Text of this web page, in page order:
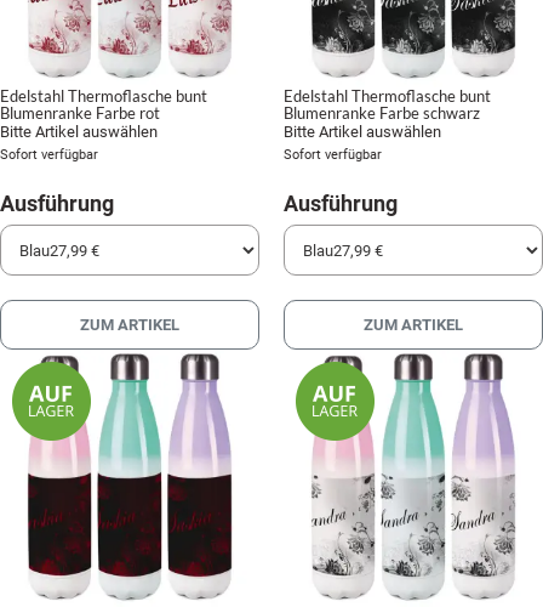
Edelstahl Thermoflasche bunt
Blumenranke Farbe rot
Bitte Artikel auswählen
Sofort verfügbar
Ausführung
ZUM ARTIKEL
Edelstahl Thermoflasche bunt
Blumenranke Farbe schwarz
Bitte Artikel auswählen
Sofort verfügbar
Ausführung
ZUM ARTIKEL